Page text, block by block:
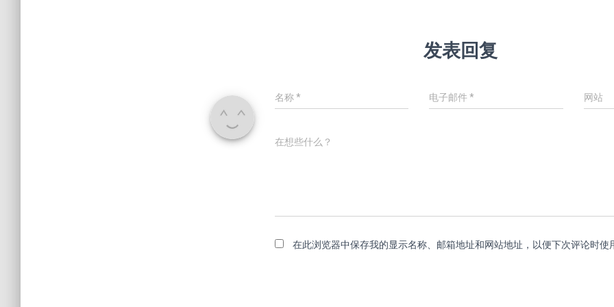
发表回复
名称* 电子邮件* 网站
在想些什么？
在此浏览器中保存我的显示名称、邮箱地址和网站地址，以便下次评论时使